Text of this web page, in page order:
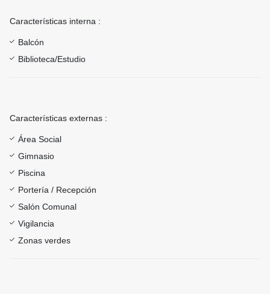
Características interna :
Balcón
Biblioteca/Estudio
Características externas :
Área Social
Gimnasio
Piscina
Portería / Recepción
Salón Comunal
Vigilancia
Zonas verdes